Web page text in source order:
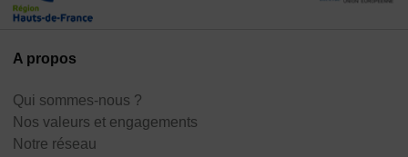
A propos
Qui sommes-nous ?
Nos valeurs et engagements
Notre réseau